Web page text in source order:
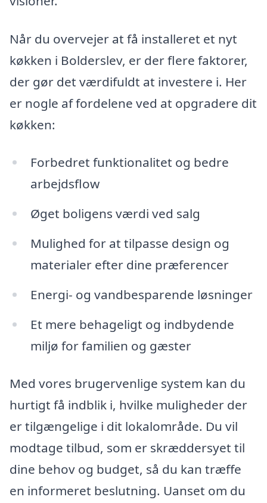
Når du overvejer at få installeret et nyt
køkken i Bolderslev, er der flere faktorer,
der gør det værdifuldt at investere i. Her
er nogle af fordelene ved at opgradere dit
køkken:
Forbedret funktionalitet og bedre
arbejdsflow
Øget boligens værdi ved salg
Mulighed for at tilpasse design og
materialer efter dine præferencer
Energi- og vandbesparende løsninger
Et mere behageligt og indbydende
miljø for familien og gæster
Med vores brugervenlige system kan du
hurtigt få indblik i, hvilke muligheder der
er tilgængelige i dit lokalområde. Du vil
modtage tilbud, som er skræddersyet til
dine behov og budget, så du kan træffe
en informeret beslutning. Uanset om du